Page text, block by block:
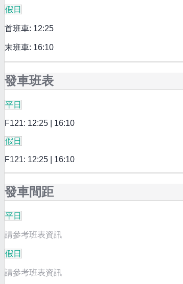
假日
首班車: 12:25
末班車: 16:10
發車班表
平日
F121: 12:25 | 16:10
假日
F121: 12:25 | 16:10
發車間距
平日
請參考班表資訊
假日
請參考班表資訊